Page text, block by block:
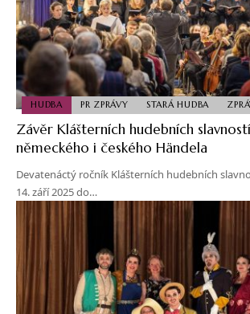
HUDBA PR ZPRÁVY STARÁ HUDBA
Závěr Klášterních hudebních
německého i českého Händela
Devatenáctý ročník Klášterních hudebních
14. září 2025 do…